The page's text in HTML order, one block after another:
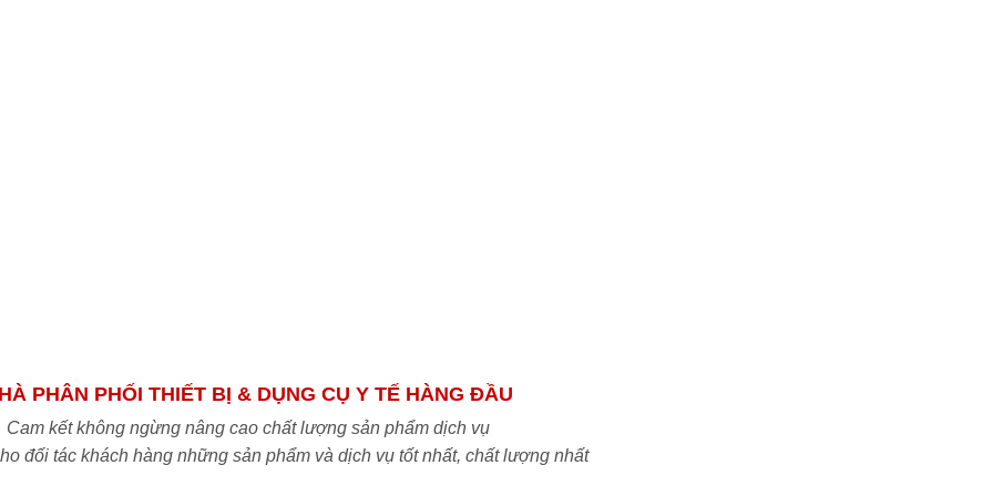
PHÂN PHỐI THIẾT BỊ & DỤNG CỤ Y TẾ HÀNG ĐẦU
Cam kết không ngừng nâng cao chất lượng sản phẩm dịch vụ
đối tác khách hàng những sản phẩm và dịch vụ tốt nhất, chất lượng nhất